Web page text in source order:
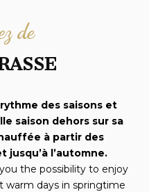
de
des saisons et
saison dehors sur sa
à partir des
jusqu’à l’automne.
the possibility to enjoy
days in springtime